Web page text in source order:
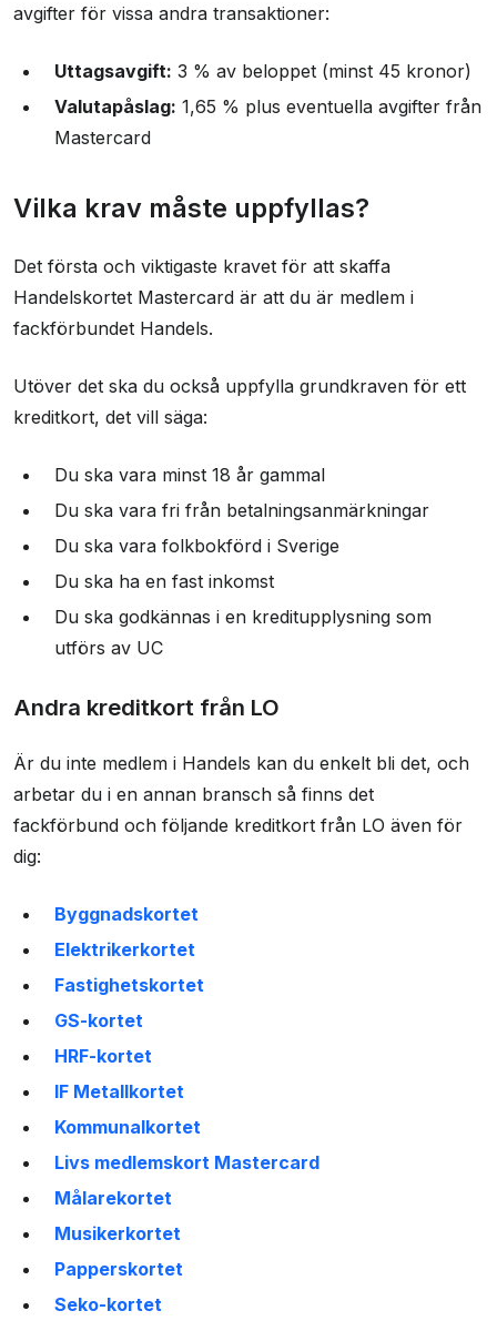
avgifter för vissa andra transaktioner:
Uttagsavgift: 3 % av beloppet (minst 45 kronor)
Valutapåslag: 1,65 % plus eventuella avgifter från
Mastercard
Vilka krav måste uppfyllas?
Det första och viktigaste kravet för att skaffa
Handelskortet Mastercard är att du är medlem i
fackförbundet Handels.
Utöver det ska du också uppfylla grundkraven för ett
kreditkort, det vill säga:
Du ska vara minst 18 år gammal
Du ska vara fri från betalningsanmärkningar
Du ska vara folkbokförd i Sverige
Du ska ha en fast inkomst
Du ska godkännas i en kreditupplysning som
utförs av UC
Andra kreditkort från LO
Är du inte medlem i Handels kan du enkelt bli det, och
arbetar du i en annan bransch så finns det
fackförbund och följande kreditkort från LO även för
dig:
Byggnadskortet
Elektrikerkortet
Fastighetskortet
GS-kortet
HRF-kortet
IF Metallkortet
Kommunalkortet
Livs medlemskort Mastercard
Målarekortet
Musikerkortet
Papperskortet
Seko-kortet